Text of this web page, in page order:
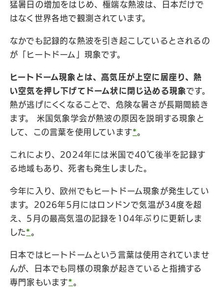
猛暑日の増加をはじめ、極端な熱波は、日本だけで
はなく世界各地で観測されています。
なかでも記録的な熱波を引き起こしているとされるの
が「ヒートドーム」現象です。
ヒートドーム現象とは、高気圧が上空に居座り、熱
い空気を押し下げてドーム状に閉じ込める現象です。
熱が逃げにくくなることで、危険な暑さが長期間続き
ます。 米国気象学会が熱波の原因を説明する現象と
して、この言葉を使用しています*。
これにより、2024年には米国で40℃後半を記録す
る地域もあり、死者も発生しました。
今年に入り、欧州でもヒートドーム現象が発生してい
ます。2026年5月にはロンドンで気温が34度を超
え、5月の最高気温の記録を104年ぶりに更新しま
した* 。
日本ではヒートドームという言葉は使用されていませ
んが、日本でも同様の現象が起きていると指摘する
専門家もいます* 。